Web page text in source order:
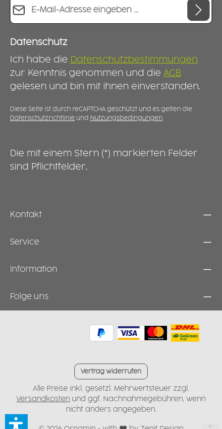
Datenschutz
Ich habe die
Datenschutzbestimmungen
zur Kenntnis genommen und die AGB
gelesen und bin mit ihnen einverstanden.
Diese Seite ist durch reCAPTCHA geschützt und es gelten die
Datenschutzrichtlinie und Nutzungsbedingungen
Die mit einem Stern (*) markierten Felder
sind Pflichtfelder.
Kontakt
Service
Information
Folge uns
Vertrag widerrufen
Alle Preise inkl. gesetzl. Mehrwertsteuer zzgl.
Versandkosten und ggf. Nachnahmegebühren, wenn
nicht anders angegeben.